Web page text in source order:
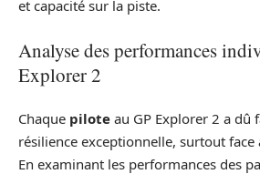
et capacité sur la piste.
Analyse des performances
Explorer 2
Chaque pilote au GP Explorer 2 a dû
résilience exceptionnelle, surtout
En examinant les performances des